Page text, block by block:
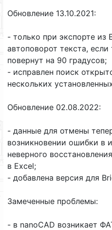
Обновление 13.10.2021:
- только при экспорте из
автоповорот текста, если
повернут на 90 градусов;
- исправлен поиск
нескольких
Обновление 02.08.2022:
- данные для отмены
возникновении ошибки в
неверного
в Excel;
- добавлена версия для
Замеченные проблемы:
- в nanoCAD возникает